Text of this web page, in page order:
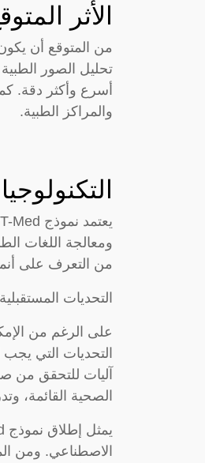
الأثر
تحليل الصور
أسرع وأكثر دقة.
والمراكز الطبية.
ومعالجة اللغات
من التعرف على
التحديات
التحديات التي
آليات للتحقق من
الصحية القائمة،
الاصطناعي. ومن